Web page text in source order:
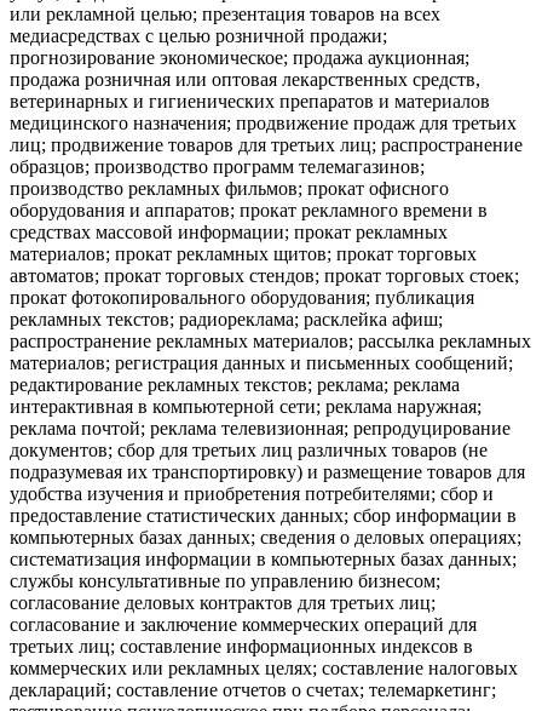
или рекламной целью; презентация товаров на всех
медиасредствах с целью розничной продажи;
прогнозирование экономическое; продажа аукционная;
продажа розничная или оптовая лекарственных средств,
ветеринарных и гигиенических препаратов и материалов
медицинского назначения; продвижение продаж для третьих
лиц; продвижение товаров для третьих лиц; распространение
образцов; производство программ телемагазинов;
производство рекламных фильмов; прокат офисного
оборудования и аппаратов; прокат рекламного времени в
средствах массовой информации; прокат рекламных
материалов; прокат рекламных щитов; прокат торговых
автоматов; прокат торговых стендов; прокат торговых стоек;
прокат фотокопировального оборудования; публикация
рекламных текстов; радиореклама; расклейка афиш;
распространение рекламных материалов; рассылка рекламных
материалов; регистрация данных и письменных сообщений;
редактирование рекламных текстов; реклама; реклама
интерактивная в компьютерной сети; реклама наружная;
реклама почтой; реклама телевизионная; репродуцирование
документов; сбор для третьих лиц различных товаров (не
подразумевая их транспортировку) и размещение товаров для
удобства изучения и приобретения потребителями; сбор и
предоставление статистических данных; сбор информации в
компьютерных базах данных; сведения о деловых операциях;
систематизация информации в компьютерных базах данных;
службы консультативные по управлению бизнесом;
согласование деловых контрактов для третьих лиц;
согласование и заключение коммерческих операций для
третьих лиц; составление информационных индексов в
коммерческих или рекламных целях; составление налоговых
деклараций; составление отчетов о счетах; телемаркетинг;